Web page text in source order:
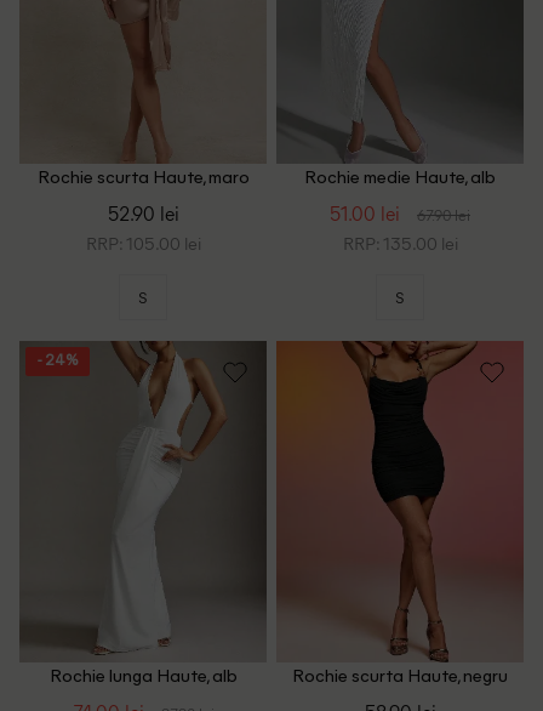
Rochie scurta Haute, maro
52.90 lei
RRP: 105.00 lei
S
Rochie medie Haute, alb
51.00 lei 67.90 lei
RRP: 135.00 lei
S
- 24%
Rochie lunga Haute, alb Rochie scurta Haute, negru